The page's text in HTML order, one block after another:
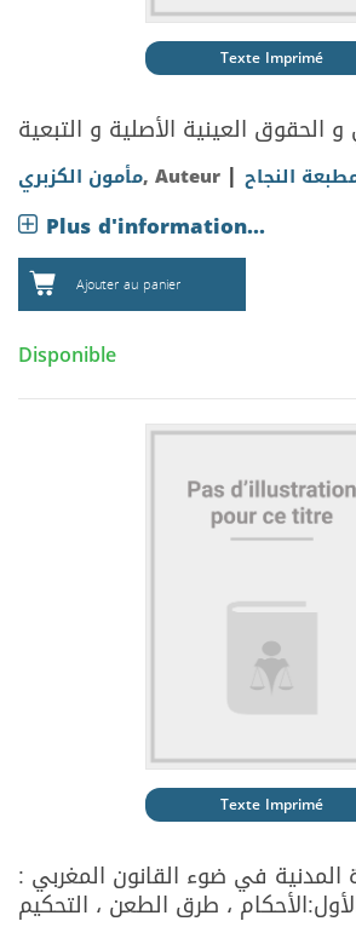
Texte Imprimé
الحقوق العينية الأصلية و التبعية
مأمون الكزبري, Auteur | النجاح
Plus d'information...
Ajouter au panier
Disponible
Texte Imprimé
في ضوء القانون المغربي :
، طرق الطعن ، التحكيم